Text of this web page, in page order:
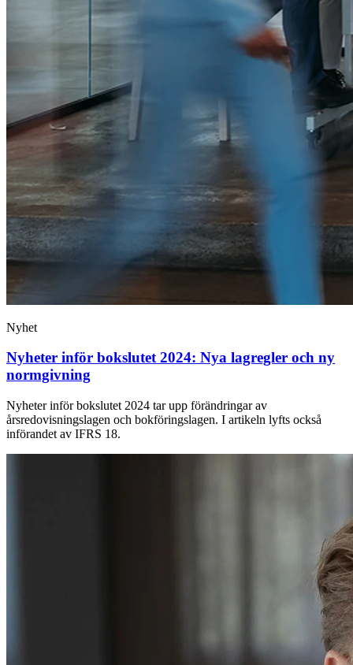
Nyhet
Nyheter inför bokslutet 2024: Nya lagregler och ny
normgivning
Nyheter inför bokslutet 2024 tar upp förändringar av
årsredovisningslagen och bokföringslagen. I artikeln lyfts också
införandet av IFRS 18.